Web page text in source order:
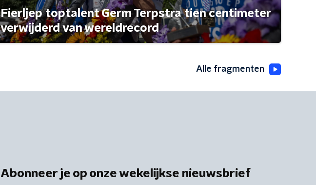
Fierljep toptalent Germ Terpstra tien centimeter
verwijderd van wereldrecord
Alle fragmenten
Abonneer je op onze wekelijkse nieuwsbrief